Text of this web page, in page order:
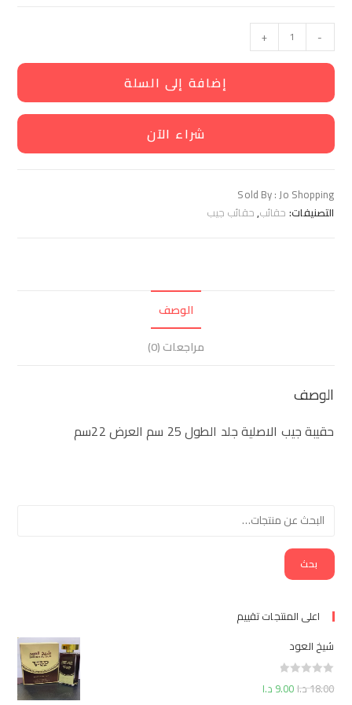
-
+
إضافة إلى السلة
شراء الآن
Sold By : Jo Shopping
التصنيفات: حقائب,حقائب جيب
الوصف
مراجعات (0)
الوصف
حقيبة جيب الاصلية جلد الطول 25 سم العرض 22سم
بحث
اعلى المنتجات تقييم
شيخ العود
18.00د.ا9.00 د.ا